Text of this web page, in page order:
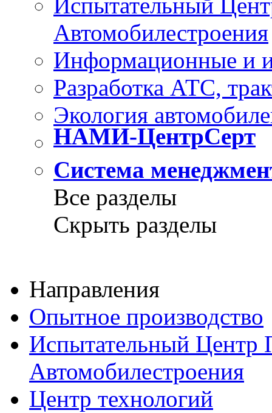
Испытательный
Автомобилестроения
Информационные и
Разработка АТС,
Экология
НАМИ-ЦентрСерт
Система
Все разделы
Скрыть разделы
Направления
Опытное производство
Испытательный Центр
Автомобилестроения
Центр технологий